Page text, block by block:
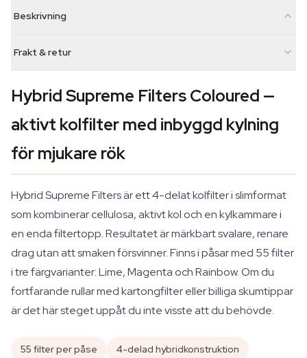
Beskrivning
Frakt & retur
Hybrid Supreme Filters Coloured —
aktivt kolfilter med inbyggd kylning
för mjukare rök
Hybrid Supreme Filters är ett 4-delat kolfilter i slimformat
som kombinerar cellulosa, aktivt kol och en kylkammare i
en enda filtertopp. Resultatet är märkbart svalare, renare
drag utan att smaken försvinner. Finns i påsar med 55 filter
i tre färgvarianter: Lime, Magenta och Rainbow. Om du
fortfarande rullar med kartongfilter eller billiga skumtippar
är det här steget uppåt du inte visste att du behövde.
55 filter per påse
4-delad hybridkonstruktion